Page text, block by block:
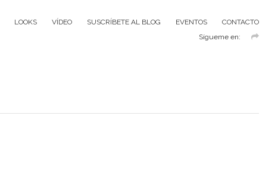
LOOKS VÍDEO SUSCRÍBETE AL BLOG EVENTOS
CONTACTO
Sígueme en: